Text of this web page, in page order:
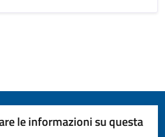
le informazioni su questa